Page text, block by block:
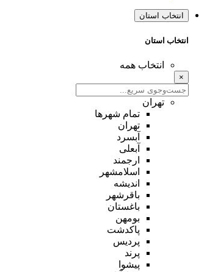
انتخاب استان
انتخاب استان
انتخاب همه
×
تهران
تمام شهر‌ها
تهران
آبسرد
آبعلی
ارجمند
اسلامشهر
اندیشه
باقرشهر
باغستان
بومهن
پاکدشت
پردیس
پرند
پیشوا